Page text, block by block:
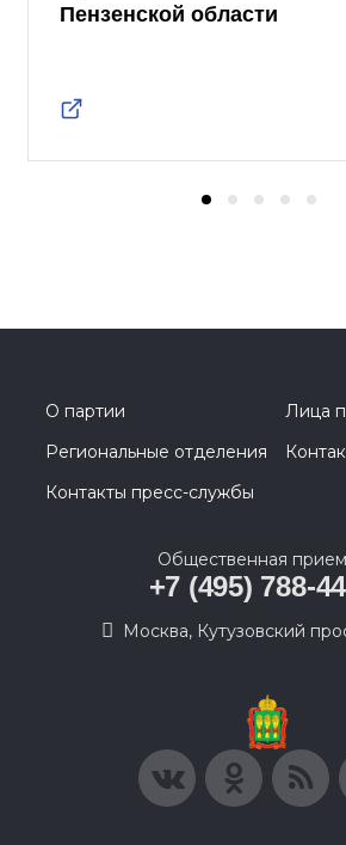
Пензенской области
О партии
Лица
Региональные отделения
Контакты пресс-службы
Общественная
+7 (495) 788-
Москва, Кутузовский